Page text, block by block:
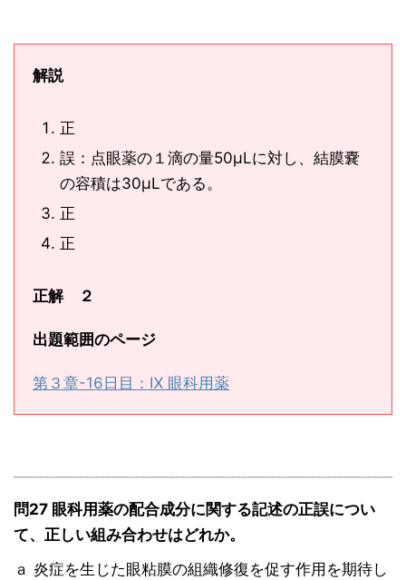
解説
正
誤：点眼薬の１滴の量50μLに対し、結膜嚢
の容積は30μLである。
正
正
正解 ２
出題範囲のページ
第３章-16日目：Ⅸ 眼科用薬
問27 眼科用薬の配合成分に関する記述の正誤につい
て、正しい組み合わせはどれか。
ａ 炎症を生じた眼粘膜の組織修復を促す作用を期待し